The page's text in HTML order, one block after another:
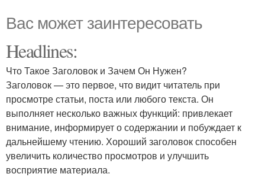
Вас может заинтересовать
Headlines:
Что Такое Заголовок и Зачем Он Нужен?
Заголовок — это первое, что видит читатель при
просмотре статьи, поста или любого текста. Он
выполняет несколько важных функций: привлекает
внимание, информирует о содержании и побуждает к
дальнейшему чтению. Хороший заголовок способен
увеличить количество просмотров и улучшить
восприятие материала.